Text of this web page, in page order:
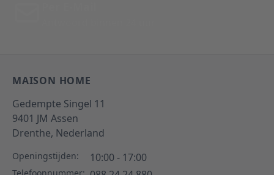
MAISON HOME
Gedempte Singel 11
9401 JM Assen
Drenthe, Nederland
Openingstijden: 10:00 - 17:00
Telefoonnummer: